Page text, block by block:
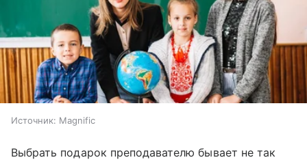
Источник: Magnific
Выбрать подарок преподавателю бывает не так